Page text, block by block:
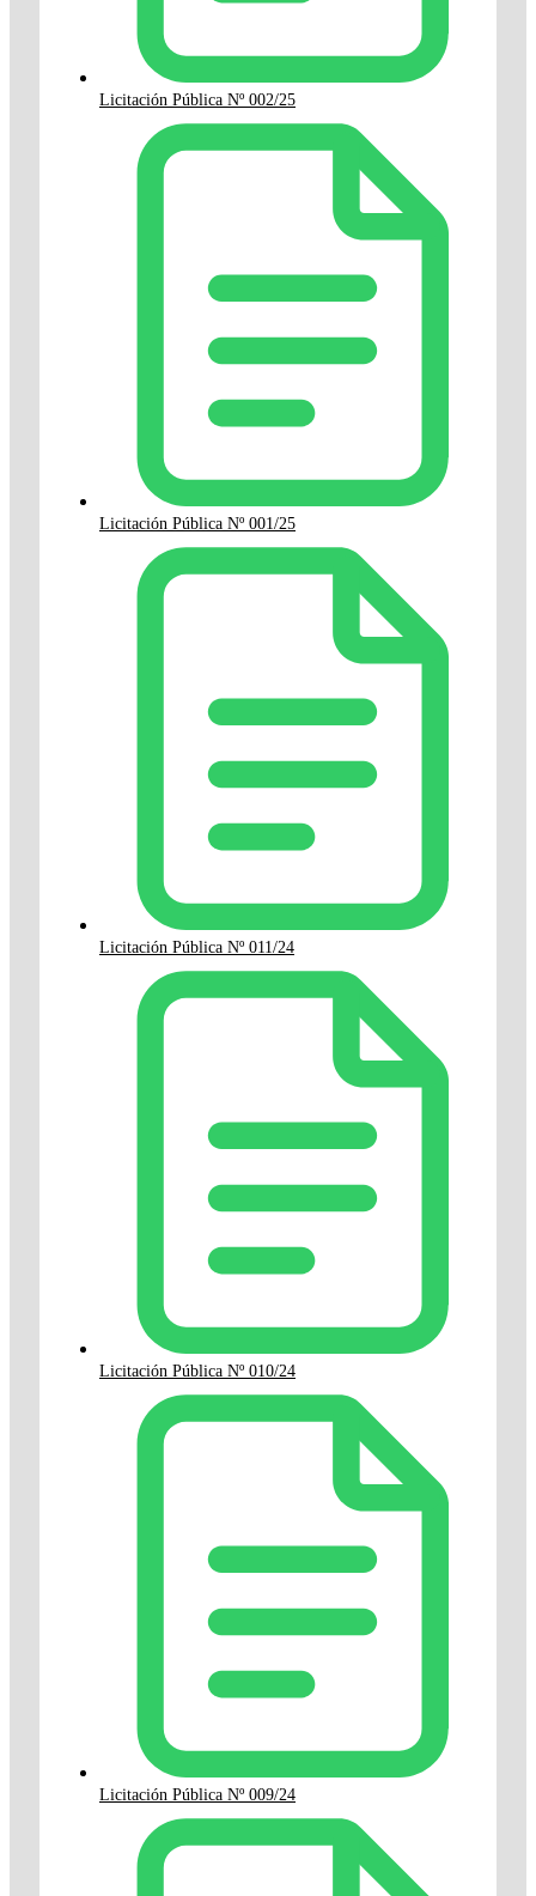
Licitación Pública Nº 002/25
Licitación Pública Nº 001/25
Licitación Pública Nº 011/24
Licitación Pública Nº 010/24
Licitación Pública Nº 009/24